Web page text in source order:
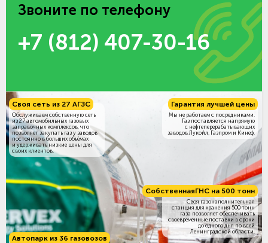
Звоните по телефону
+7 (812) 407-30-16
СобственнаяГНС на 500 тонн
Своя газонаполнительная
станция для хранения 500 тонн
газа позволяет обеспечивать
своевременные поставки в сроки
до одного дня по всей
Ленинградской области.
Своя сеть из 27 АГЗС
Обслуживаем собственную сеть
из 27 автомобильных газовых
заправочных комплексов, что
позволяет закупать газ у заводов
постоянно в больших объёмах
и удерживать низкие цены для
своих клиентов.
Гарантия лучшей цены
Мы не работаем с посредниками.
Газ поставляется напрямую
с нефтеперерабатывающих
заводов Лукойл, Газпром и Кинеф.
Автопарк из 36 газовозов